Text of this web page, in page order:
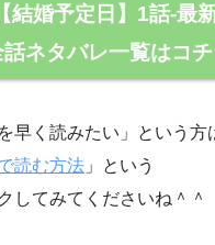
【結婚予定日】1話-最
話ネタバレ一覧はコ
早く読みたい」という方
読む方法 」という
してみてくださいね＾＾